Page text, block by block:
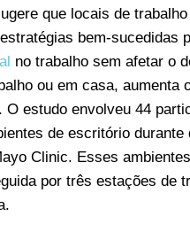
que locais de
bem-sucedidas
no trabalho sem afetar o
ou em casa,
estudo envolveu 44
de escritório
Clinic. Esses
por três estações de